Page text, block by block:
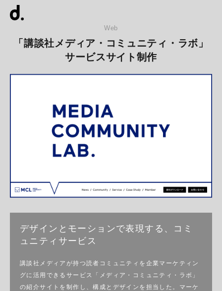
Web
「講談社メディア・コミュニティ・ラボ」
サービスサイト制作
デザインとモーションで表現する、コミ
ュニティサービス
講談社メディアが持つ読者コミュニティを企業マーケティン
グに活用できるサービス「メディア・コミュニティ・ラボ」
の紹介サイトを制作し、構成とデザインを担当した。マーケ